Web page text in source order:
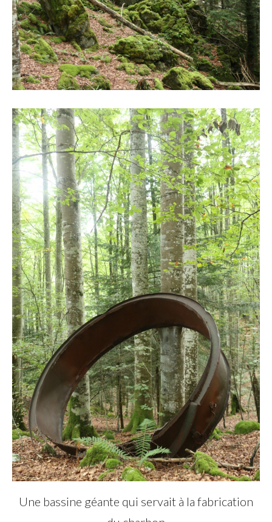
Une bassine géante qui servait à la fabrication